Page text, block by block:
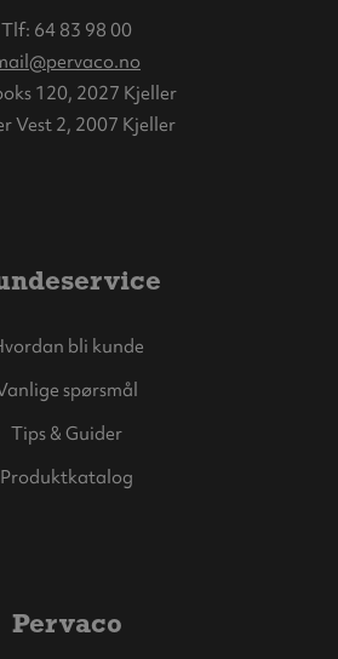
Tlf: 64 83 98 00
120, 2027 Kjeller
Vest 2, 2007 Kjeller
bli kunde
spørsmål
Tips & Guider
Produktkatalog
Pervaco